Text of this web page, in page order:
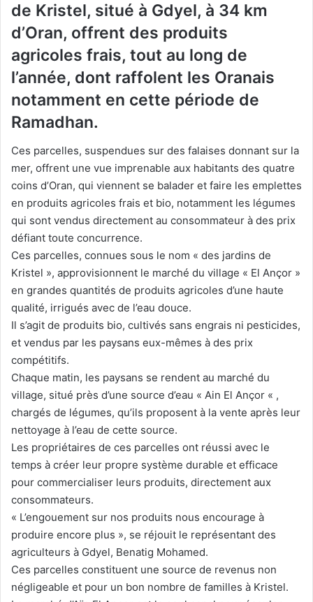
de Kristel, situé à Gdyel, à 34 km
d’Oran, offrent des produits
agricoles frais, tout au long de
l’année, dont raffolent les Oranais
notamment en cette période de
Ramadhan.
Ces parcelles, suspendues sur des falaises donnant sur la
mer, offrent une vue imprenable aux habitants des quatre
coins d’Oran, qui viennent se balader et faire les emplettes
en produits agricoles frais et bio, notamment les légumes
qui sont vendus directement au consommateur à des prix
défiant toute concurrence.
Ces parcelles, connues sous le nom « des jardins de
Kristel », approvisionnent le marché du village « El Ançor »
en grandes quantités de produits agricoles d’une haute
qualité, irrigués avec de l’eau douce.
Il s’agit de produits bio, cultivés sans engrais ni pesticides,
et vendus par les paysans eux-mêmes à des prix
compétitifs.
Chaque matin, les paysans se rendent au marché du
village, situé près d’une source d’eau « Ain El Ançor « ,
chargés de légumes, qu’ils proposent à la vente après leur
nettoyage à l’eau de cette source.
Les propriétaires de ces parcelles ont réussi avec le
temps à créer leur propre système durable et efficace
pour commercialiser leurs produits, directement aux
consommateurs.
« L’engouement sur nos produits nous encourage à
produire encore plus », se réjouit le représentant des
agriculteurs à Gdyel, Benatig Mohamed.
Ces parcelles constituent une source de revenus non
négligeable et pour un bon nombre de familles à Kristel.